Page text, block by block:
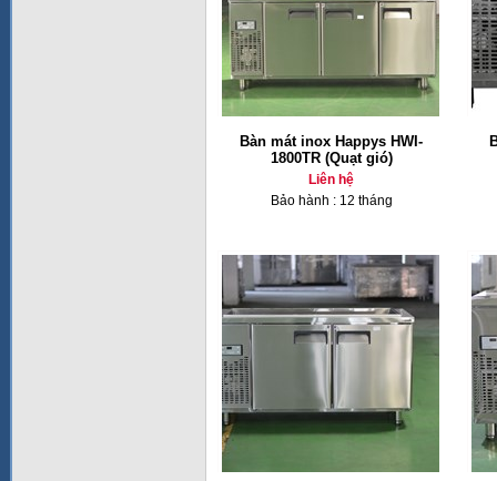
Bàn mát inox Happys HWI-
1800TR (Quạt gió)
Liên hệ
Bảo hành : 12 tháng